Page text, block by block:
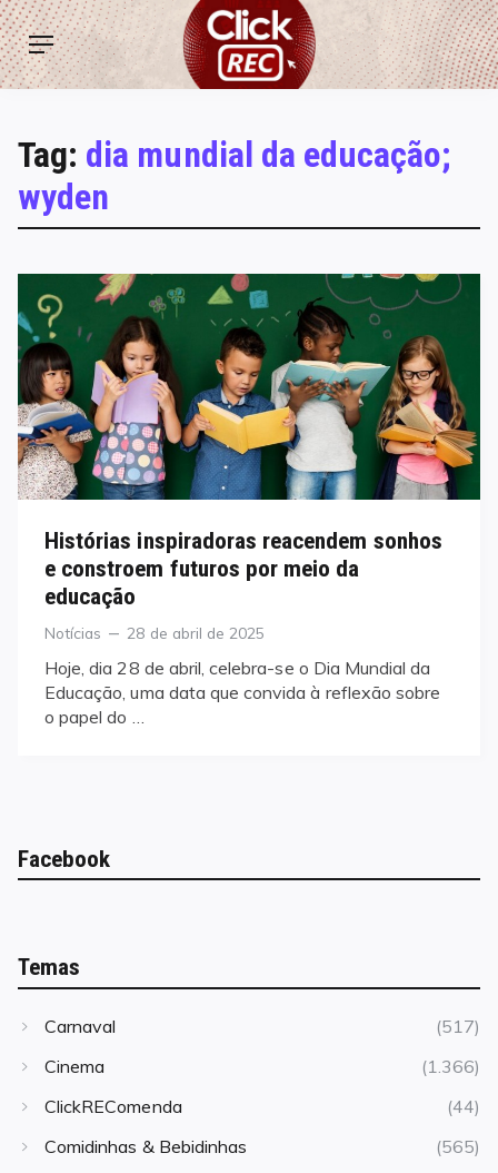
Skip
to
content
ClickREC
Menu
Tag: dia mundial da educação;
wyden
Histórias inspiradoras reacendem sonhos
e constroem futuros por meio da
educação
Categories
Notícias
Posted
28 de abril de 2025
Hoje, dia 28 de abril, celebra-se o Dia Mundial da
Educação, uma data que convida à reflexão sobre
o papel do …
Facebook
Temas
Carnaval
(517)
Cinema
(1.366)
ClickREComenda
(44)
Comidinhas & Bebidinhas
(565)